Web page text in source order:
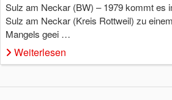
Sulz am Neckar (BW) – 1979 kommt es
Sulz am Neckar (Kreis Rottweil) zu
Mangels geei …
Weiterlesen